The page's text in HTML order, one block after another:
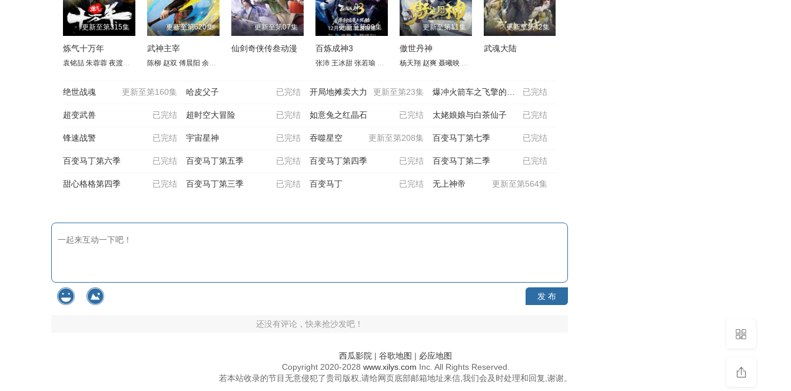
更新至第315集
炼气十万年
袁铭喆 朱蓉蓉 夜渡于野 孙睿扬 王曼诗 周侗 夏觅尘 闫子蔚 胡正健 叙白 家明 康潇文 三羊 易湫 梅媛菲
更新至第620集
武神主宰
陈柳 赵双 傅晨阳 余澜 李进 王俊翔 魏一凡 张东 李冠辰 青琳昊
更新至第07集
仙剑奇侠传叁动漫
更新至第09集
百炼成神3
张沛 王冰甜 张若瑜 栾祥瑾 苗洋
更新至第11集
傲世丹神
杨天翔 赵爽 聂曦映
更新至第42集
武魂大陆
更新至第160集
绝世战魂 已完结
哈皮父子 更新至第23集
开局地摊卖大力 已完结
爆冲火箭车之飞擎的召唤
已完结
超变武兽 已完结
超时空大冒险 已完结
如意兔之红晶石 已完结
太姥娘娘与白茶仙子
已完结
锋速战警 已完结
宇宙星神 更新至第208集
吞噬星空 已完结
百变马丁第七季
已完结
百变马丁第六季 已完结
百变马丁第五季 已完结
百变马丁第四季 已完结
百变马丁第二季
已完结
甜心格格第四季 已完结
百变马丁第三季 已完结
百变马丁 更新至第564集
无上神帝
发 布
还没有评论，快来抢沙发吧！
西瓜影院 | 谷歌地图 | 必应地图
Copyright 2020-2028 www.xilys.com Inc. All Rights Reserved.
若本站收录的节目无意侵犯了贵司版权,请给网页底部邮箱地址来信,我们会及时处理和回复,谢谢。